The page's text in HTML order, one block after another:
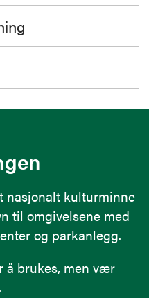
restaurert og utviklet
I 2025 ble Hegra
I dag er
med skyttergraver,
og fungerer som et
– i
nasjonalt kulturminne
til omgivelsene med
og parkanlegg.
å brukes, men vær